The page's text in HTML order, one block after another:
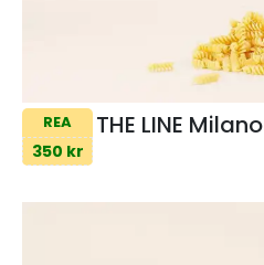
REA
350 kr
THE LINE Milano